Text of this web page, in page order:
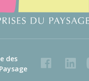
des
Facebook